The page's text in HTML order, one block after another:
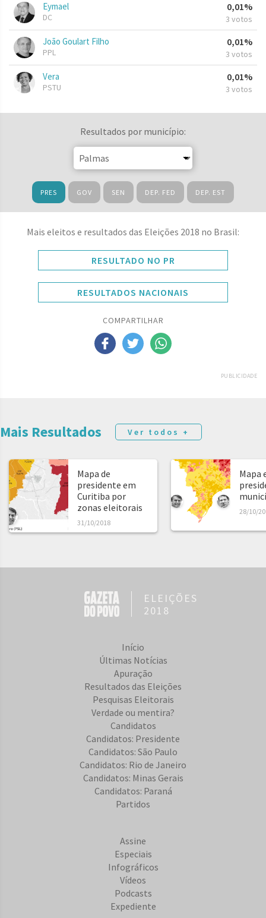
Eymael
DC
0,01%
3 votos
João Goulart Filho
PPL
0,01%
3 votos
Vera
PSTU
0,01%
3 votos
Resultados por município:
PRES GOV SEN DEP. FED DEP. EST
Mais eleitos e resultados das Eleições 2018 no Brasil:
RESULTADO NO PR
RESULTADOS NACIONAIS
COMPARTILHAR
PUBLICIDADE
Mais Resultados Ver todos +
Mapa de
presidente em
Curitiba por
zonas eleitorais
31/10/2018
Mapa
28/10/
ELEIÇÕES
2018
Início
Últimas Notícias
Apuração
Resultados das Eleições
Pesquisas Eleitorais
Verdade ou mentira?
Candidatos
Candidatos: Presidente
Candidatos: São Paulo
Candidatos: Rio de Janeiro
Candidatos: Minas Gerais
Candidatos: Paraná
Partidos
Assine
Especiais
Infográficos
Vídeos
Podcasts
Expediente